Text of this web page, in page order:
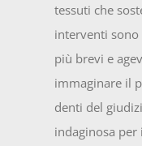
tessuti che
interventi
più brevi e
immaginare il
denti del
indaginosa